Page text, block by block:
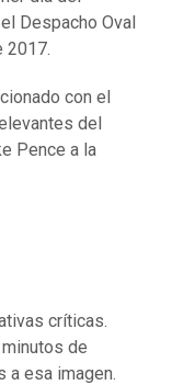
Despacho Oval
2017.
con el
del
Pence a la
críticas.
de
esa imagen.